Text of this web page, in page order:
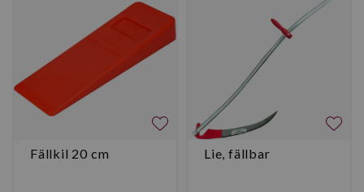
Fällkil 20 cm Lie, fällbar